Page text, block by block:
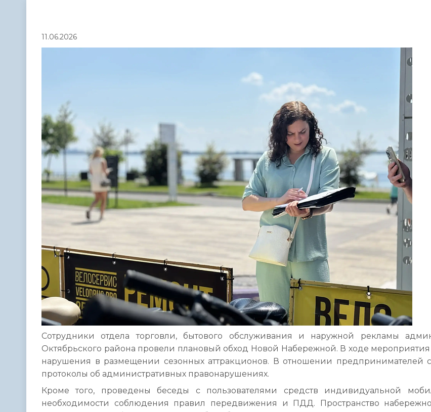
11.06.2026
Сотрудники отдела торговли, бытового обслуживания и наружной рекламы
Октябрьского района провели плановый обход Новой Набережной. В ходе
нарушения в размещении сезонных аттракционов. В отношении предпринимателей
протоколы об административных правонарушениях.
Кроме того, проведены беседы с пользователями средств индивидуальной
необходимости соблюдения правил передвижения и ПДД. Пространство